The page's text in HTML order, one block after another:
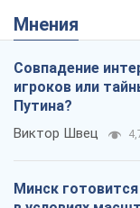
Мнения
Совпадение
игроков или
Путина?
Виктор Швец
Минск